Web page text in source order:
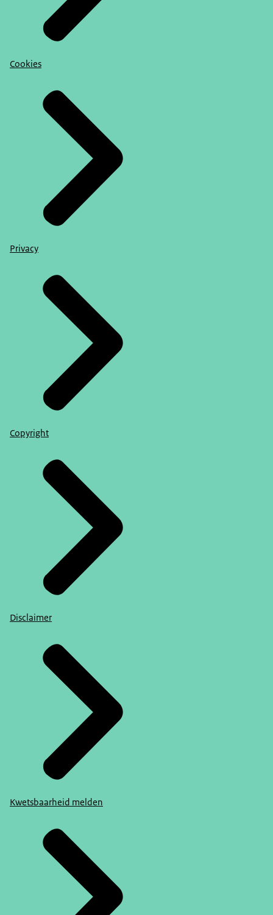
Cookies
Privacy
Copyright
Disclaimer
Kwetsbaarheid melden